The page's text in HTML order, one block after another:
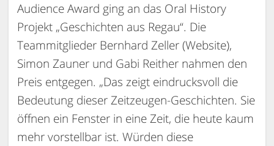
Audience Award ging an das Oral History
Projekt „Geschichten aus Regau“. Die
Teammitglieder Bernhard Zeller (Website),
Simon Zauner und Gabi Reither nahmen den
Preis entgegen. „Das zeigt eindrucksvoll die
Bedeutung dieser Zeitzeugen-Geschichten. Sie
öffnen ein Fenster in eine Zeit, die heute kaum
mehr vorstellbar ist. Würden diese